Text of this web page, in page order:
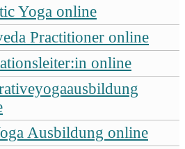
Yoga online
Practitioner online
online
Ausbildung online